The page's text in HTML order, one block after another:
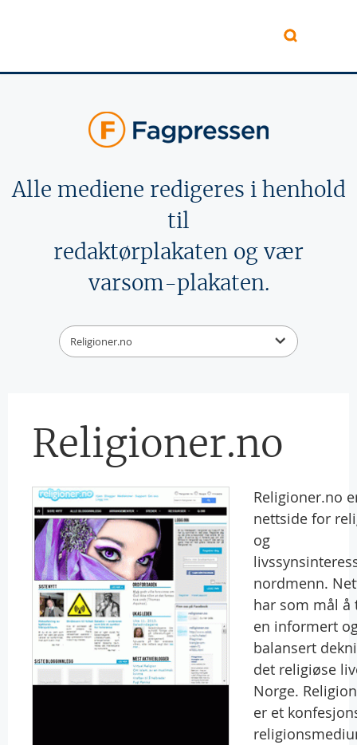
Alle mediene redigeres i henhold
til
redaktørplakaten og vær
varsom-plakaten.
Religioner.no
Religioner.no
Religioner.no
nettside for
og
nordmenn.
har som mål å
en informert
balansert
det religiøse
Norge.
er et